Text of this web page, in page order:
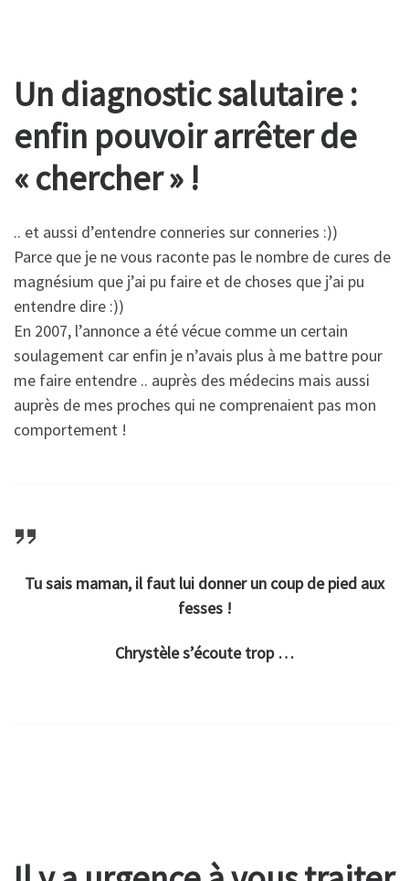
Un diagnostic salutaire :
enfin pouvoir arrêter de
« chercher » !
.. et aussi d’entendre conneries sur conneries :))
Parce que je ne vous raconte pas le nombre de cures de
magnésium que j’ai pu faire et de choses que j’ai pu
entendre dire :))
En 2007, l’annonce a été vécue comme un certain
soulagement car enfin je n’avais plus à me battre pour
me faire entendre .. auprès des médecins mais aussi
auprès de mes proches qui ne comprenaient pas mon
comportement !
Tu sais maman, il faut lui donner un coup de pied aux
fesses !
Chrystèle s’écoute trop …